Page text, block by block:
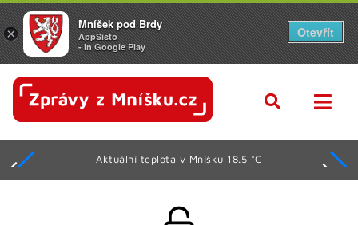
Aktuální teplota v Mníšku 18.5 °C
×
Mníšek pod Brdy
AppSisto
- In Google Play
Otevřít